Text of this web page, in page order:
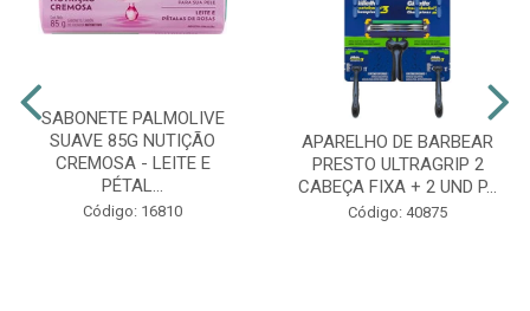
SABONETE PALMOLIVE
SUAVE 85G NUTIÇÃO
CREMOSA - LEITE E
PÉTAL...
Código: 16810
APARELHO DE BARBEAR
PRESTO ULTRAGRIP 2
CABEÇA FIXA + 2 UND P...
Código: 40875